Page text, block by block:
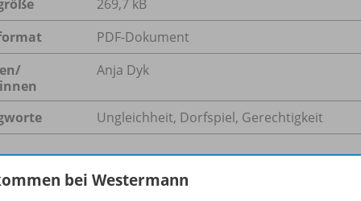
269,7 kB
PDF-Dokument
Anja Dyk
Ungleichheit, Dorfspiel, Gerechtigkeit
bei Westermann